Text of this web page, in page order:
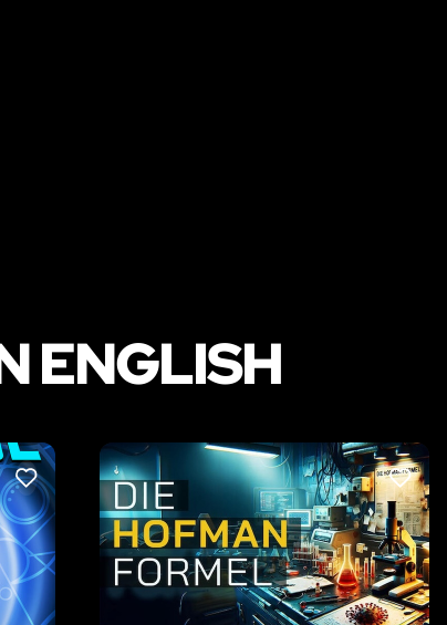
ENGLISH
LIKE LIKE